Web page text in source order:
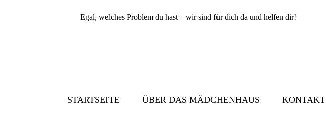
Egal, welches Problem du hast – wir sind für dich da und helfen dir!
STARTSEITE ÜBER DAS MÄDCHENHAUS KONTAKT